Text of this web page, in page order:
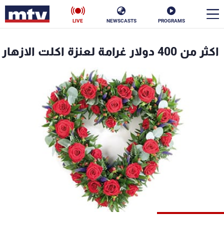
PROGRAMS
NEWSCASTS
LIVE
اكثر من 400 دولار غرامة لعنزة اكلت الازهار
ناس
فن
رياضة